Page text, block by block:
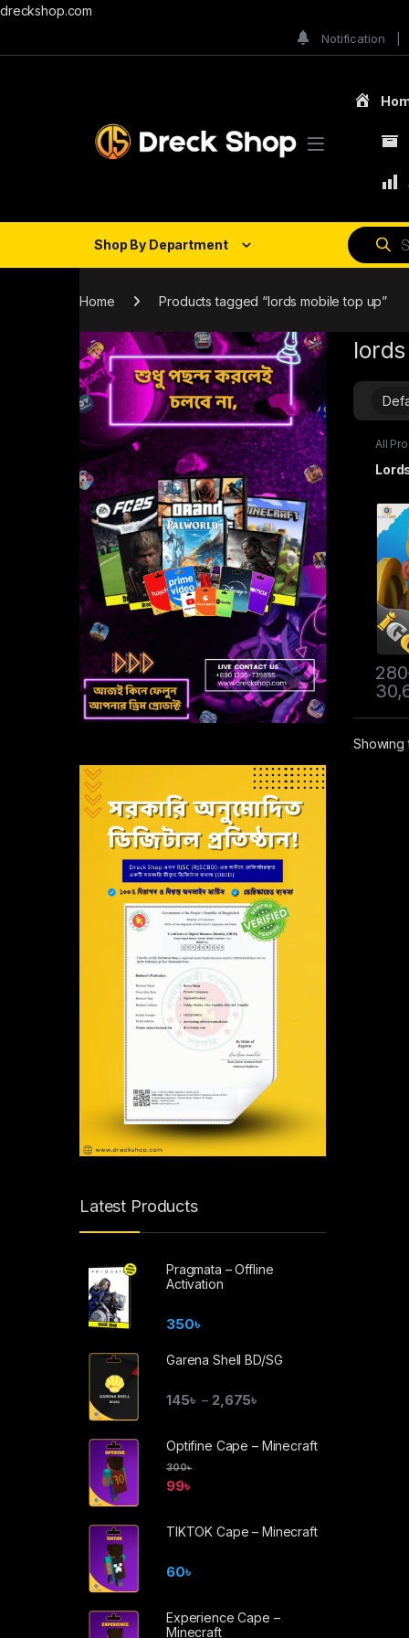
dreckshop.com
Notification
Shop By Department
Home Products tagged “lords mobile top up”
All
280
Showing
Latest Products
Pragmata – Offline
Activation
350৳
Garena Shell BD/SG
145৳ – 2,675৳
Optifine Cape – Minecraft
99৳
300৳
TIKTOK Cape – Minecraft
60৳
Experience Cape –
Minecraft